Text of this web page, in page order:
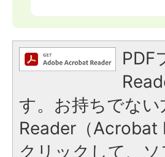
PDF
す。お持ちでな
Reader（Acrobat
クリックして、